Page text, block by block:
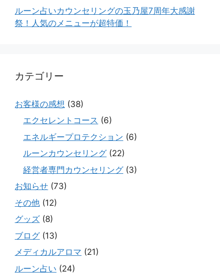
ルーン占いカウンセリングの玉乃屋7周年大感謝
祭！人気のメニューが超特価！
カテゴリー
お客様の感想 (38)
エクセレントコース (6)
エネルギープロテクション (6)
ルーンカウンセリング(22)
経営者専門カウンセリング(3)
お知らせ (73)
その他 (12)
グッズ (8)
ブログ(13)
メディカルアロマ (21)
ルーン占い (24)